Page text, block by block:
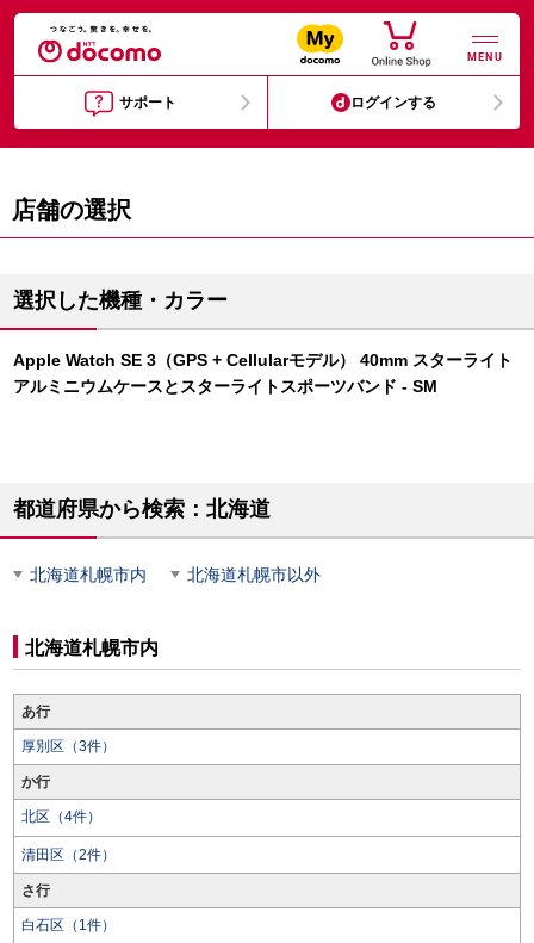
MENU
サポート ログインする
店舗の選択
選択した機種・カラー
Apple Watch SE 3（GPS + Cellularモデル） 40mm スターライト
アルミニウムケースとスターライトスポーツバンド - SM
都道府県から検索：北海道
北海道札幌市内 北海道札幌市以外
北海道札幌市内
あ行
厚別区（3件）
か行
北区（4件）
清田区（2件）
さ行
白石区（1件）